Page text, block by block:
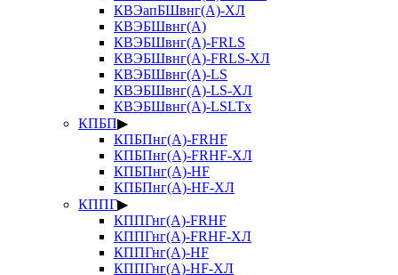
КВЭапБШвнг(А)-ХЛ
КВЭБШвнг(А)
КВЭБШвнг(А)-FRLS
КВЭБШвнг(А)-FRLS-ХЛ
КВЭБШвнг(А)-LS
КВЭБШвнг(А)-LS-ХЛ
КВЭБШвнг(А)-LSLTx
КПБП▶
КПБПнг(А)-FRHF
КПБПнг(А)-FRHF-ХЛ
КПБПнг(А)-HF
КПБПнг(А)-HF-ХЛ
КППГ▶
КППГнг(А)-FRHF
КППГнг(А)-FRHF-ХЛ
КППГнг(А)-HF
КППГнг(А)-HF-ХЛ